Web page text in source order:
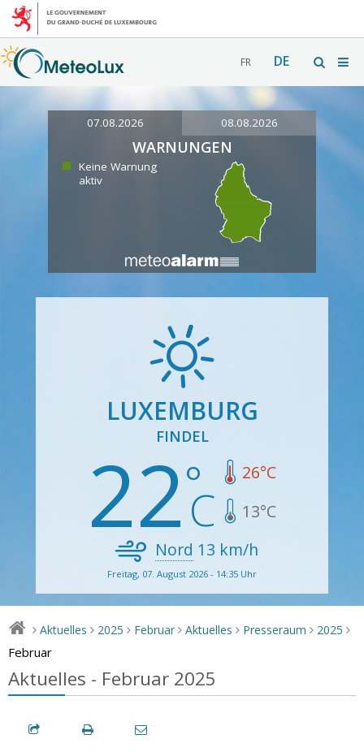
FR DE
07.08.2026 08.08.2026
WARNUNGEN
Keine Warnung
aktiv
LUXEMBURG
FINDEL
22 26°C
13°C
Nord 13 km/h
Freitag, 07. August 2026 - 14:35 Uhr
> Aktuelles > 2025 > Februar > Aktuelles > Presseraum > 2025 >
Februar
Aktuelles - Februar 2025